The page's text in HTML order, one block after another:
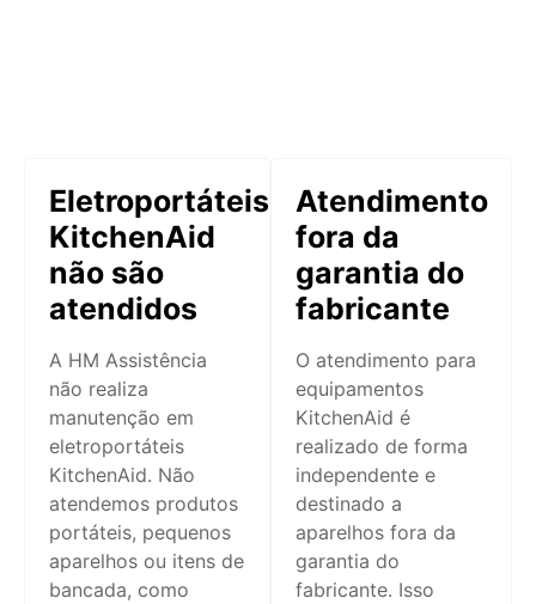
Eletroportáteis
KitchenAid
não são
atendidos
A HM Assistência
não realiza
manutenção em
eletroportáteis
KitchenAid. Não
atendemos produtos
portáteis, pequenos
aparelhos ou itens de
bancada, como
Atendimento
fora da
garantia do
fabricante
O atendimento para
equipamentos
KitchenAid é
realizado de forma
independente e
destinado a
aparelhos fora da
garantia do
fabricante. Isso